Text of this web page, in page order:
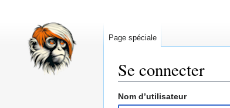
Se connecter
Aller
Aller
Nom d’utilisateur
Page spéciale